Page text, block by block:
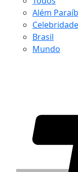
Além
Brasil
Mundo